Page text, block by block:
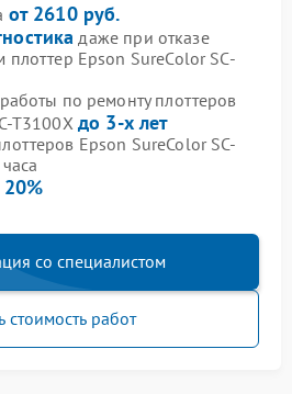
от 2610 руб.
даже при отказе
плоттер Epson SureColor SC-
по ремонту плоттеров
T3100X до 3-х лет
Epson SureColor SC-
20%
со специалистом
стоимость работ